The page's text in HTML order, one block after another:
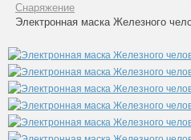
Снаряжение
Электронная маска Железного